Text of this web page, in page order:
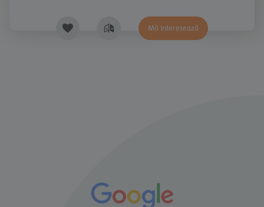
Mă interesează